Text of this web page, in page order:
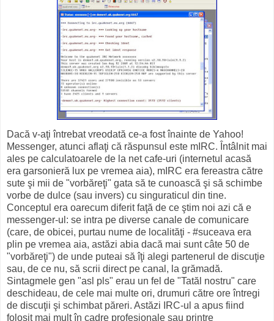
Dacă v-aţi întrebat vreodată ce-a fost înainte de Yahoo!
Messenger, atunci aflaţi că răspunsul este mIRC. Întâlnit mai
ales pe calculatoarele de la net cafe-uri (internetul acasă
era garsonieră lux pe vremea aia), mIRC era fereastra către
sute şi mii de "vorbăreţi" gata să te cunoască şi să schimbe
vorbe de dulce (sau invers) cu singuraticul din tine.
Conceptul era oarecum diferit faţă de ce ştim noi azi că e
messenger-ul: se intra pe diverse canale de comunicare
(care, de obicei, purtau nume de localităţi - #suceava era
plin pe vremea aia, astăzi abia dacă mai sunt câte 50 de
"vorbăreţi") de unde puteai să îţi alegi partenerul de discuţie
sau, de ce nu, să scrii direct pe canal, la grămadă.
Sintagmele gen "asl pls" erau un fel de "Tatăl nostru" care
deschideau, de cele mai multe ori, drumuri către ore întregi
de discuţii şi schimbat păreri. Astăzi IRC-ul a apus fiind
folosit mai mult în cadre profesionale sau printre